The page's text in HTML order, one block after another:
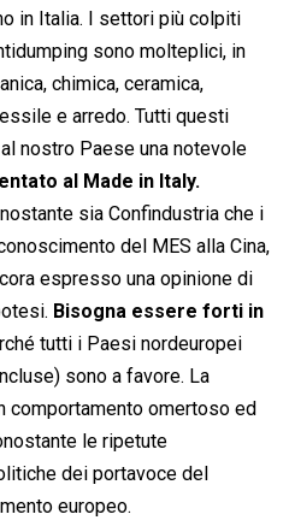
i
n
k
in Italia. I settori più colpiti
sono molteplici, in
chimica, ceramica,
e arredo. Tutti questi
nostro Paese una notevole
al Made in Italy.
sia Confindustria che i
del MES alla Cina,
espresso una opinione di
Bisogna essere forti in
tutti i Paesi nordeuropei
sono a favore. La
comportamento omertoso ed
le ripetute
dei portavoce del
europeo.